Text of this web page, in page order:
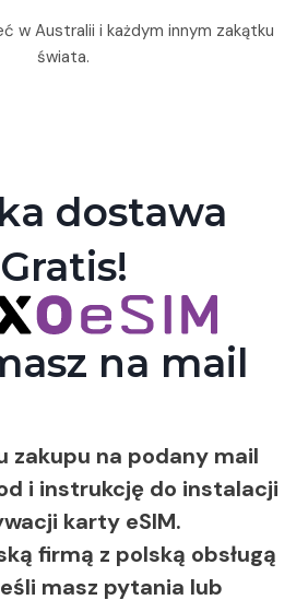
w Australii i każdym innym zakątku
świata.
dostawa
Gratis!
na mail
zakupu na podany mail
i instrukcję do instalacji
karty eSIM.
firmą z polską obsługą
masz pytania lub